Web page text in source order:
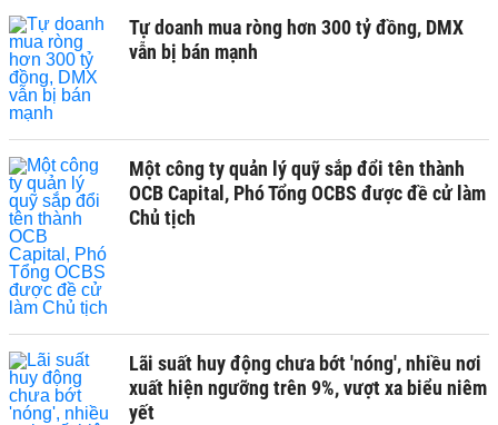
Tự doanh mua ròng hơn 300 tỷ đồng, DMX
vẫn bị bán mạnh
Một công ty quản lý quỹ sắp đổi tên thành
OCB Capital, Phó Tổng OCBS được đề cử làm
Chủ tịch
Lãi suất huy động chưa bớt 'nóng', nhiều nơi
xuất hiện ngưỡng trên 9%, vượt xa biểu niêm
yết